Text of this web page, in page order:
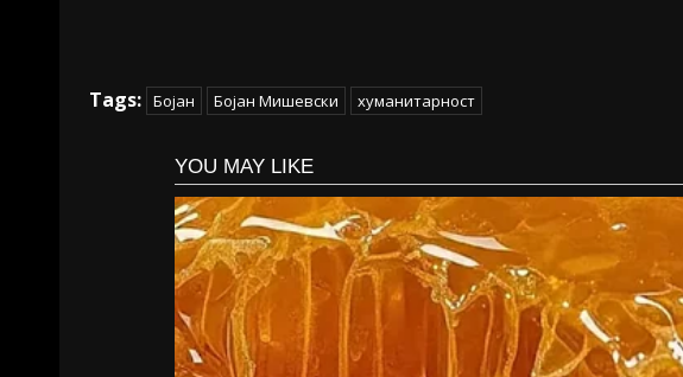
Tags: Бојан Бојан Мишевски хуманитарност